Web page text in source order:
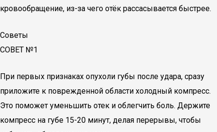
кровообращение, из-за чего отёк рассасывается быстрее.
Советы
СОВЕТ №1
При первых признаках опухоли губы после удара, сразу
приложите к поврежденной области холодный компресс.
Это поможет уменьшить отек и облегчить боль. Держите
компресс на губе 15-20 минут, делая перерывы, чтобы